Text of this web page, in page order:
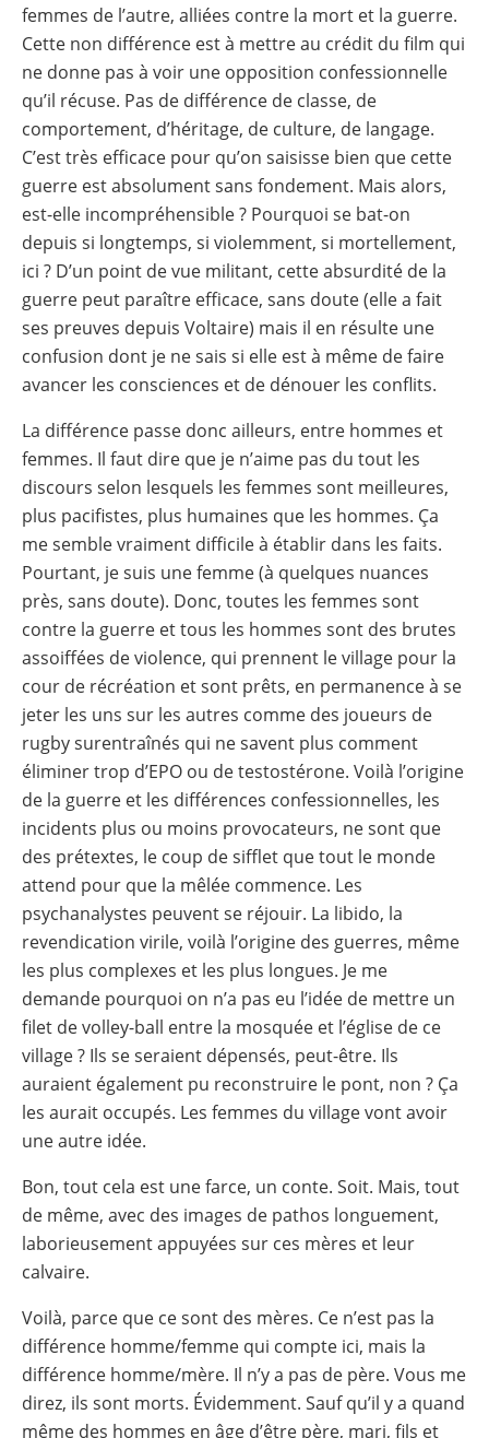
femmes de l’autre, alliées contre la mort et la guerre.
Cette non différence est à mettre au crédit du film qui
ne donne pas à voir une opposition confessionnelle
qu’il récuse. Pas de différence de classe, de
comportement, d’héritage, de culture, de langage.
C’est très efficace pour qu’on saisisse bien que cette
guerre est absolument sans fondement. Mais alors,
est-elle incompréhensible ? Pourquoi se bat-on
depuis si longtemps, si violemment, si mortellement,
ici ? D’un point de vue militant, cette absurdité de la
guerre peut paraître efficace, sans doute (elle a fait
ses preuves depuis Voltaire) mais il en résulte une
confusion dont je ne sais si elle est à même de faire
avancer les consciences et de dénouer les conflits.
La différence passe donc ailleurs, entre hommes et
femmes. Il faut dire que je n’aime pas du tout les
discours selon lesquels les femmes sont meilleures,
plus pacifistes, plus humaines que les hommes. Ça
me semble vraiment difficile à établir dans les faits.
Pourtant, je suis une femme (à quelques nuances
près, sans doute). Donc, toutes les femmes sont
contre la guerre et tous les hommes sont des brutes
assoiffées de violence, qui prennent le village pour la
cour de récréation et sont prêts, en permanence à se
jeter les uns sur les autres comme des joueurs de
rugby surentraînés qui ne savent plus comment
éliminer trop d’EPO ou de testostérone. Voilà l’origine
de la guerre et les différences confessionnelles, les
incidents plus ou moins provocateurs, ne sont que
des prétextes, le coup de sifflet que tout le monde
attend pour que la mêlée commence. Les
psychanalystes peuvent se réjouir. La libido, la
revendication virile, voilà l’origine des guerres, même
les plus complexes et les plus longues. Je me
demande pourquoi on n’a pas eu l’idée de mettre un
filet de volley-ball entre la mosquée et l’église de ce
village ? Ils se seraient dépensés, peut-être. Ils
auraient également pu reconstruire le pont, non ? Ça
les aurait occupés. Les femmes du village vont avoir
une autre idée.
Bon, tout cela est une farce, un conte. Soit. Mais, tout
de même, avec des images de pathos longuement,
laborieusement appuyées sur ces mères et leur
calvaire.
Voilà, parce que ce sont des mères. Ce n’est pas la
différence homme/femme qui compte ici, mais la
différence homme/mère. Il n’y a pas de père. Vous me
direz, ils sont morts. Évidemment. Sauf qu’il y a quand
même des hommes en âge d’être père, mari, fils et